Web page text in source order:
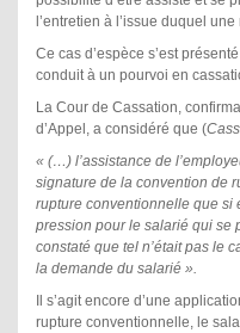
l’entretien à l’issue duquel
Ce cas d’espèce s’est
conduit à un pourvoi en
La Cour de Cassation,
d’Appel, a considéré que (
« (…) l’assistance de
signature de la convention de
rupture conventionnelle que si
pression pour le salarié qui se
constaté que tel n’était pas le
la demande du salarié ».
Il s’agit encore d’une
rupture conventionnelle, le